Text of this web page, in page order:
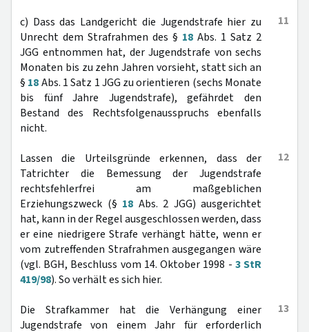
11
c) Dass das Landgericht die Jugendstrafe hier zu
Unrecht dem Strafrahmen des § 18 Abs. 1 Satz 2
JGG entnommen hat, der Jugendstrafe von sechs
Monaten bis zu zehn Jahren vorsieht, statt sich an
§ 18Abs. 1 Satz 1 JGG zu orientieren (sechs Monate
bis fünf Jahre Jugendstrafe), gefährdet den
Bestand des Rechtsfolgenausspruchs ebenfalls
nicht.
12
Lassen die Urteilsgründe erkennen, dass der
Tatrichter die Bemessung der Jugendstrafe
rechtsfehlerfrei am maßgeblichen
Erziehungszweck (§ 18 Abs. 2 JGG) ausgerichtet
hat, kann in der Regel ausgeschlossen werden, dass
er eine niedrigere Strafe verhängt hätte, wenn er
vom zutreffenden Strafrahmen ausgegangen wäre
(vgl. BGH, Beschluss vom 14. Oktober 1998 - 3 StR
419/98). So verhält es sich hier.
13
Die Strafkammer hat die Verhängung einer
Jugendstrafe von einem Jahr für erforderlich